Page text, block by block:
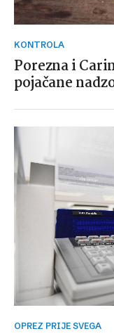
KONTROLA
Porezna i
pojačane
OPREZ PRIJE SVEGA